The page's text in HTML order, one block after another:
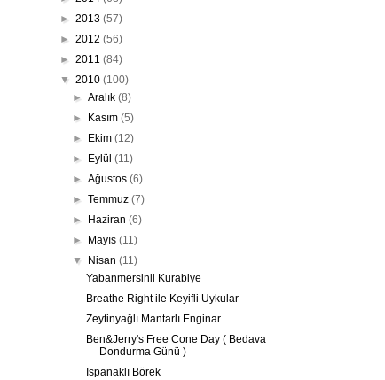
► 2013 (57)
► 2012 (56)
► 2011 (84)
▼ 2010 (100)
►Aralık(8)
► Kasım(5)
► Ekim(12)
► Eylül(11)
►Ağustos(6)
►Temmuz(7)
► Haziran(6)
► Mayıs(11)
▼ Nisan(11)
Yabanmersinli Kurabiye
Breathe Right ile Keyifli Uykular
Zeytinyağlı Mantarlı Enginar
Ben&Jerry's Free Cone Day ( Bedava
Dondurma Günü )
Ispanaklı Börek